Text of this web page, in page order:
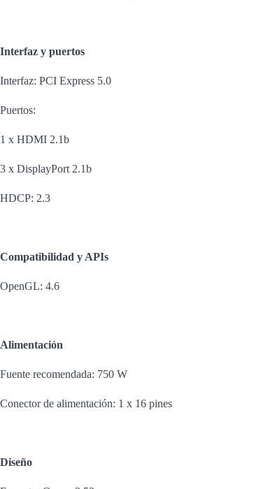
Interfaz y puertos
Interfaz: PCI Express 5.0
Puertos:
1 x HDMI 2.1b
3 x DisplayPort 2.1b
HDCP: 2.3
Compatibilidad y APIs
OpenGL: 4.6
Alimentación
Fuente recomendada: 750 W
Conector de alimentación: 1 x 16 pines
Diseño